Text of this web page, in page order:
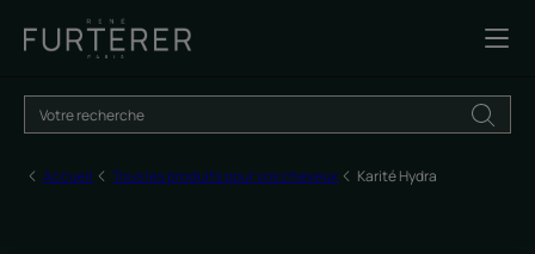
Accueil Tous les produits pour vos cheveux Karité Hydra